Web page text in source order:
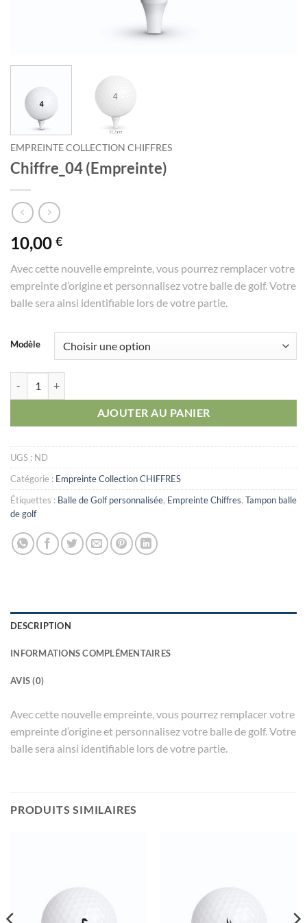
EMPREINTE COLLECTION CHIFFRES
Chiffre_04 (Empreinte)
10,00 €
Avec cette nouvelle empreinte, vous pourrez remplacer votre
empreinte d’origine et personnalisez votre balle de golf. Votre
balle sera ainsi identifiable lors de votre partie.
Modèle
AJOUTER AU PANIER
UGS : ND
Catégorie : Empreinte Collection CHIFFRES
Étiquettes : Balle de Golf personnalisée, Empreinte Chiffres, Tampon balle
de golf
DESCRIPTION
INFORMATIONS COMPLÉMENTAIRES
AVIS (0)
Avec cette nouvelle empreinte, vous pourrez remplacer votre
empreinte d’origine et personnalisez votre balle de golf. Votre
balle sera ainsi identifiable lors de votre partie.
PRODUITS SIMILAIRES